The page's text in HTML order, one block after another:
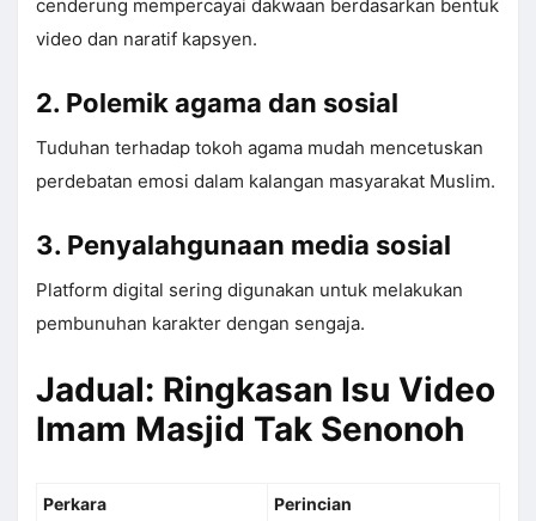
cenderung mempercayai dakwaan berdasarkan bentuk
video dan naratif kapsyen.
2. Polemik agama dan sosial
Tuduhan terhadap tokoh agama mudah mencetuskan
perdebatan emosi dalam kalangan masyarakat Muslim.
3. Penyalahgunaan media sosial
Platform digital sering digunakan untuk melakukan
pembunuhan karakter dengan sengaja.
Jadual: Ringkasan Isu Video
Imam Masjid Tak Senonoh
Perkara Perincian